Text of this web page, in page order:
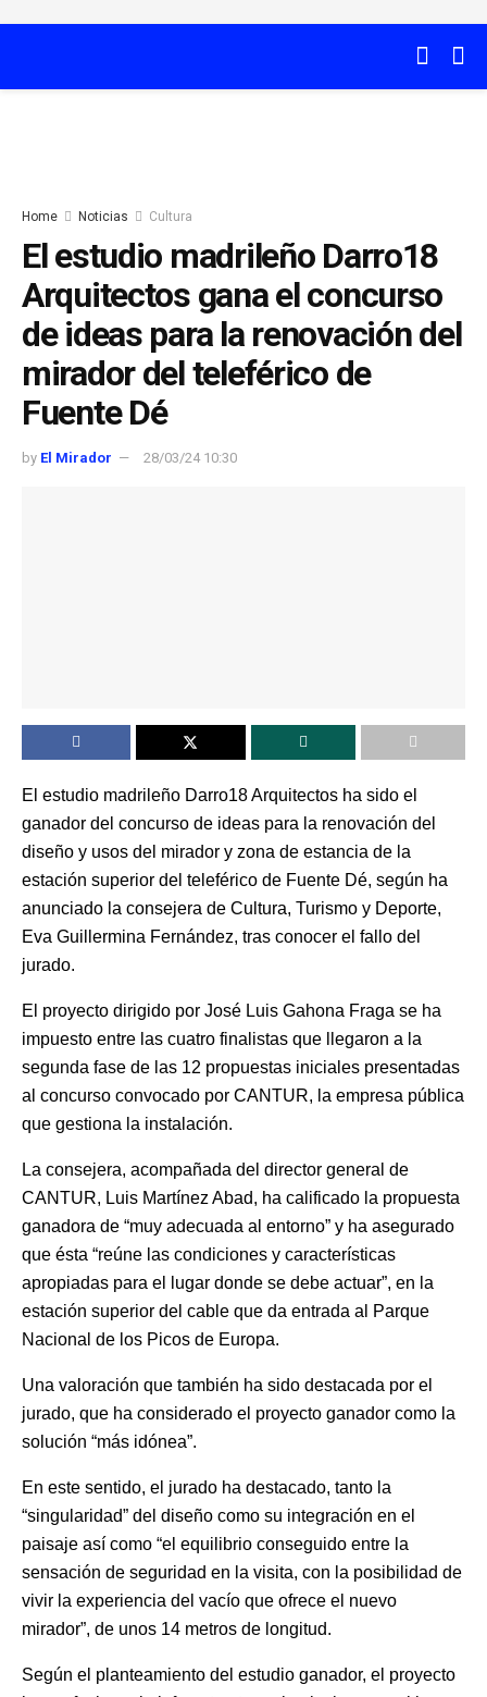
Home Noticias Cultura
El estudio madrileño Darro18
Arquitectos gana el concurso
de ideas para la renovación del
mirador del teleférico de
Fuente Dé
by El Mirador 28/03/24 10:30
El estudio madrileño Darro18 Arquitectos ha sido el
ganador del concurso de ideas para la renovación del
diseño y usos del mirador y zona de estancia de la
estación superior del teleférico de Fuente Dé, según ha
anunciado la consejera de Cultura, Turismo y Deporte,
Eva Guillermina Fernández, tras conocer el fallo del
jurado.
El proyecto dirigido por José Luis Gahona Fraga se ha
impuesto entre las cuatro finalistas que llegaron a la
segunda fase de las 12 propuestas iniciales presentadas
al concurso convocado por CANTUR, la empresa pública
que gestiona la instalación.
La consejera, acompañada del director general de
CANTUR, Luis Martínez Abad, ha calificado la propuesta
ganadora de “muy adecuada al entorno” y ha asegurado
que ésta “reúne las condiciones y características
apropiadas para el lugar donde se debe actuar”, en la
estación superior del cable que da entrada al Parque
Nacional de los Picos de Europa.
Una valoración que también ha sido destacada por el
jurado, que ha considerado el proyecto ganador como la
solución “más idónea”.
En este sentido, el jurado ha destacado, tanto la
“singularidad” del diseño como su integración en el
paisaje así como “el equilibrio conseguido entre la
sensación de seguridad en la visita, con la posibilidad de
vivir la experiencia del vacío que ofrece el nuevo
mirador”, de unos 14 metros de longitud.
Según el planteamiento del estudio ganador, el proyecto